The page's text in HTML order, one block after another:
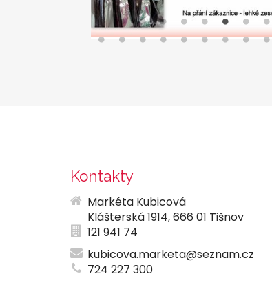
Kontakty
Markéta Kubicová
Klášterská 1914, 666 01 Tišnov
121 941 74
kubicova.marketa@seznam.cz
724 227 300